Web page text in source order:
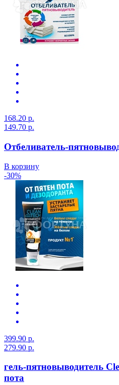
168.20 р.
149.70 р.
Отбеливатель-
В корзину
-30%
399.90 р.
279.90 р.
гель-пятновыводитель
пота